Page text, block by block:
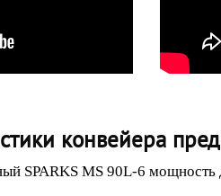
конвейера
SPARKS MS 90L-6 мощность